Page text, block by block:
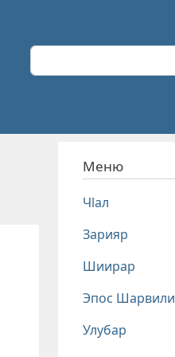
Поиск
Меню
Чlал
Зарияр
Шиирар
Эпос Шарвили
Улубар